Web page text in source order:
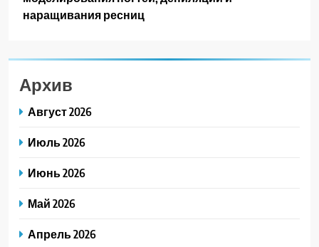
наращивания ресниц
Архив
Август 2026
Июль 2026
Июнь 2026
Май 2026
Апрель 2026